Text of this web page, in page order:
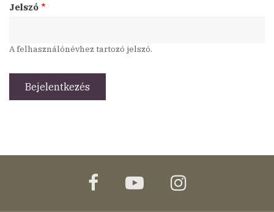
Jelszó
A felhasználónévhez tartozó jelszó.
facebookyoutubeinstagram